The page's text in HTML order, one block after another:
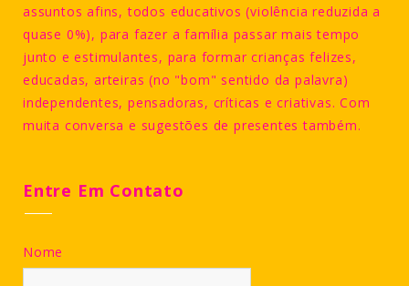
assuntos afins, todos educativos (violência reduzida a
quase 0%), para fazer a família passar mais tempo
junto e estimulantes, para formar crianças felizes,
educadas, arteiras (no "bom" sentido da palavra)
independentes, pensadoras, críticas e criativas. Com
muita conversa e sugestões de presentes também.
Entre Em Contato
Nome